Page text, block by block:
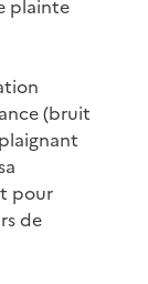
plainte
(bruit
pour
de